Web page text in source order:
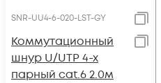
SNR-UU4-6-020-LST-GY
Коммутационный
шнур U/UTP 4-х
парный cat.6 2.0м